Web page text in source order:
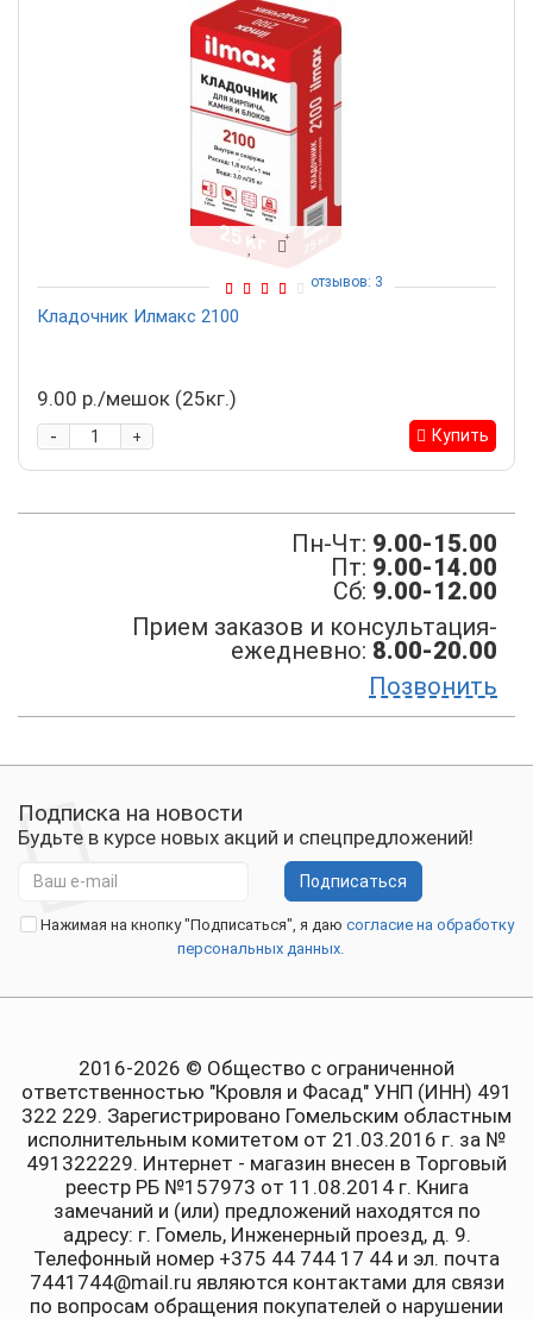
Кладочник Илмакс 2100
отзывов: 3
9.00 р./мешок (25кг.)
+
- Купить
Пн-Чт: 9.00-15.00
Пт: 9.00-14.00
Сб: 9.00-12.00
Прием заказов и консультация-
ежедневно: 8.00-20.00
Позвонить
Подписка на новости
Будьте в курсе новых акций и спецпредложений!
Подписаться
Нажимая на кнопку "Подписаться", я даю согласие на обработку
персональных данных.
2016-2026 © Общество с ограниченной
ответственностью "Кровля и Фасад" УНП (ИНН) 491
322 229. Зарегистрировано Гомельским областным
исполнительным комитетом от 21.03.2016 г. за №
491322229. Интернет - магазин внесен в Торговый
реестр РБ №157973 от 11.08.2014 г. Книга
замечаний и (или) предложений находятся по
адресу: г. Гомель, Инженерный проезд, д. 9.
Телефонный номер +375 44 744 17 44 и эл. почта
7441744@mail.ru являются контактами для связи
по вопросам обращения покупателей о нарушении